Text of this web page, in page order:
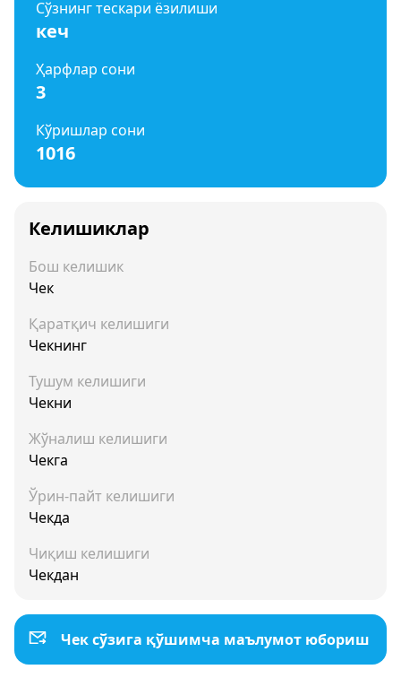
Сўзнинг тескари ёзилиши
кеч
Ҳарфлар сони
3
Кўришлар сони
1016
Келишиклар
Бош келишик
Чек
Қаратқич келишиги
Чекнинг
Тушум келишиги
Чекни
Жўналиш келишиги
Чекга
Ўрин-пайт келишиги
Чекда
Чиқиш келишиги
Чекдан
Чек сўзига қўшимча маълумот юбориш